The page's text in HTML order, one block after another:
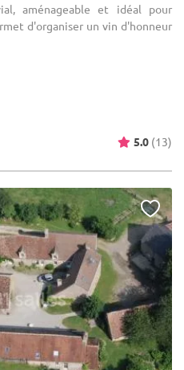
aménageable et idéal pour
d'organiser un vin d'honneur
5.0 (13)